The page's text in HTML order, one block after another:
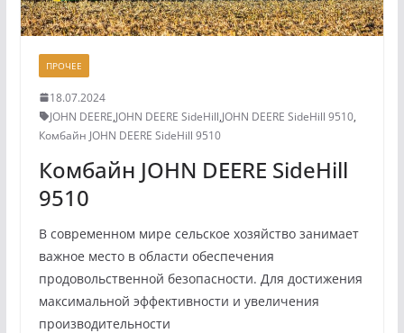
ПРОЧЕЕ
18.07.2024
JOHN DEERE,JOHN DEERE SideHill,JOHN DEERE SideHill 9510,
Комбайн JOHN DEERE SideHill 9510
Комбайн JOHN DEERE SideHill
9510
В современном мире сельское хозяйство занимает
важное место в области обеспечения
продовольственной безопасности. Для достижения
максимальной эффективности и увеличения
производительности